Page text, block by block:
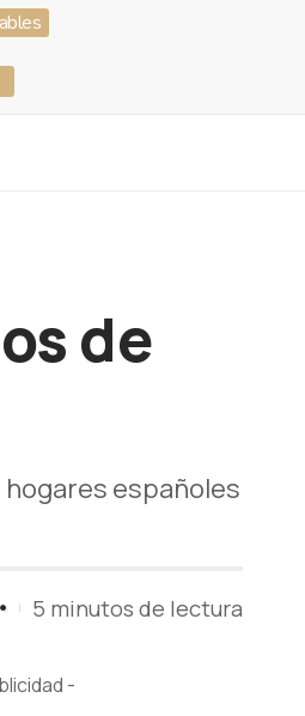
de
hogares españoles
5 minutos de lectura
-